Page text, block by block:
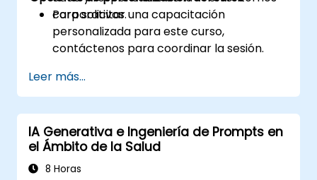
corporativos.
Para solicitar una capacitación
personalizada para este curso,
contáctenos para coordinar la sesión.
Leer más...
IA Generativa e Ingeniería de Prompts en
el Ámbito de la Salud
8 Horas